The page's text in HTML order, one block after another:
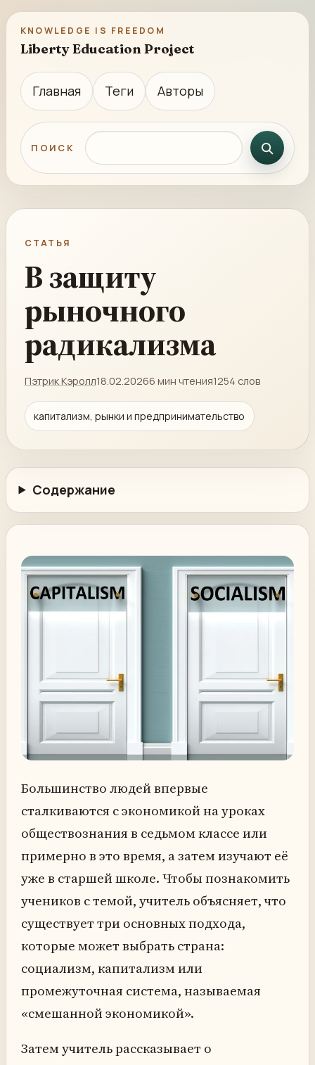
KNOWLEDGE IS FREEDOM
Liberty Education Project
Главная Теги Авторы
ПОИСК Поиск по сайту
СТАТЬЯ
В защиту
рыночного
радикализма
Пэтрик Кэролл18.02.20266 мин чтения1254 слов
капитализм, рынки и предпринимательство
Содержание
Большинство людей впервые
сталкиваются с экономикой на уроках
обществознания в седьмом классе или
примерно в это время, а затем изучают её
уже в старшей школе. Чтобы познакомить
учеников с темой, учитель объясняет, что
существует три основных подхода,
которые может выбрать страна:
социализм, капитализм или
промежуточная система, называемая
«смешанной экономикой».
Затем учитель рассказывает о